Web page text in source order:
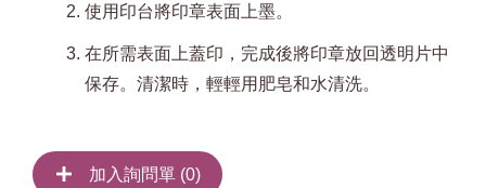
使用印台將印章表面上墨。
在所需表面上蓋印，完成後將印章放回透明片中
保存。清潔時，輕輕用肥皂和水清洗。
加入詢問單 (0)